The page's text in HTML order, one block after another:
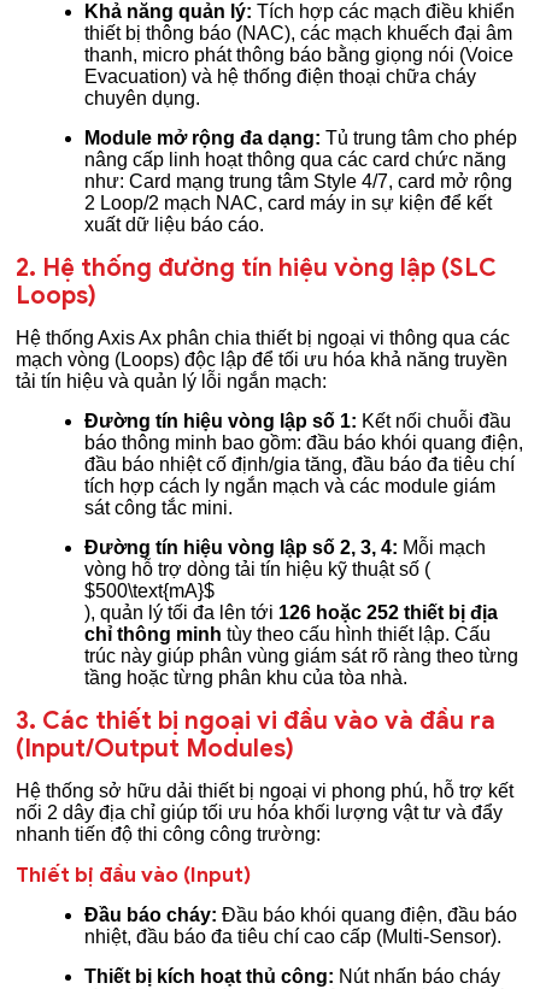
Khả năng quản lý: Tích hợp các mạch điều khiển
thiết bị thông báo (NAC), các mạch khuếch đại âm
thanh, micro phát thông báo bằng giọng nói (Voice
Evacuation) và hệ thống điện thoại chữa cháy
chuyên dụng.
Module mở rộng đa dạng: Tủ trung tâm cho phép
nâng cấp linh hoạt thông qua các card chức năng
như: Card mạng trung tâm Style 4/7, card mở rộng
2 Loop/2 mạch NAC, card máy in sự kiện để kết
xuất dữ liệu báo cáo.
2. Hệ thống đường tín hiệu vòng lập (SLC
Loops)
Hệ thống Axis Ax phân chia thiết bị ngoại vi thông qua các
mạch vòng (Loops) độc lập để tối ưu hóa khả năng truyền
tải tín hiệu và quản lý lỗi ngắn mạch:
Đường tín hiệu vòng lập số 1: Kết nối chuỗi đầu
báo thông minh bao gồm: đầu báo khói quang điện,
đầu báo nhiệt cố định/gia tăng, đầu báo đa tiêu chí
tích hợp cách ly ngắn mạch và các module giám
sát công tắc mini.
Đường tín hiệu vòng lập số 2, 3, 4: Mỗi mạch
vòng hỗ trợ dòng tải tín hiệu kỹ thuật số (
$500\text{mA}$
), quản lý tối đa lên tới 126 hoặc 252 thiết bị địa
chỉ thông minh tùy theo cấu hình thiết lập. Cấu
trúc này giúp phân vùng giám sát rõ ràng theo từng
tầng hoặc từng phân khu của tòa nhà.
3. Các thiết bị ngoại vi đầu vào và đầu ra
(Input/Output Modules)
Hệ thống sở hữu dải thiết bị ngoại vi phong phú, hỗ trợ kết
nối 2 dây địa chỉ giúp tối ưu hóa khối lượng vật tư và đẩy
nhanh tiến độ thi công công trường:
Thiết bị đầu vào (Input)
Đầu báo cháy: Đầu báo khói quang điện, đầu báo
nhiệt, đầu báo đa tiêu chí cao cấp (Multi-Sensor).
Thiết bị kích hoạt thủ công: Nút nhấn báo cháy